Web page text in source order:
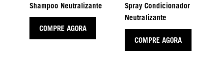
Shampoo Neutralizante
COMPRE AGORA
Spray Condicionador
Neutralizante
COMPRE AGORA